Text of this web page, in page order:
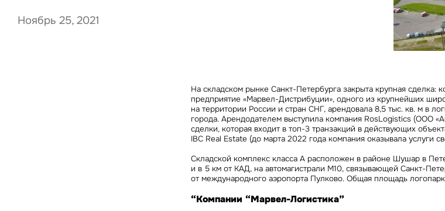
Ноябрь 25, 2021
На складском рынке Санкт-Петербурга закрыта крупная сделка:
предприятие «Марвел-Дистрибуции», одного из крупнейших
на территории России и стран СНГ, арендовала 8,5 тыс. кв. м в
города. Арендодателем выступила компания RosLogistics (ООО
сделки, которая входит в топ-3 транзакций в действующих
IBC Real Estate (до марта 2022 года компания оказывала услуги
Складской комплекс класса А расположен в районе Шушар в
и в 5 км от КАД, на автомагистрали М10, связывающей Санкт-
от международного аэропорта Пулково. Общая площадь
“Компании “Марвел-Логистика”